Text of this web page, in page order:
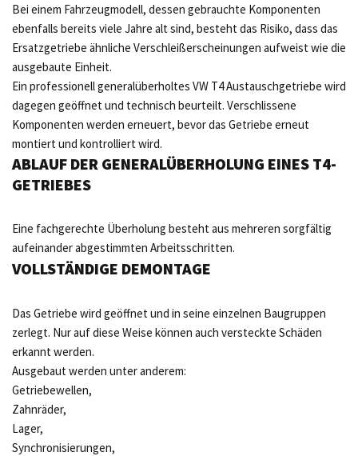
Bei einem Fahrzeugmodell, dessen gebrauchte Komponenten
ebenfalls bereits viele Jahre alt sind, besteht das Risiko, dass das
Ersatzgetriebe ähnliche Verschleißerscheinungen aufweist wie die
ausgebaute Einheit.
Ein professionell generalüberholtes VW T4 Austauschgetriebe wird
dagegen geöffnet und technisch beurteilt. Verschlissene
Komponenten werden erneuert, bevor das Getriebe erneut
montiert und kontrolliert wird.
ABLAUF DER GENERALÜBERHOLUNG EINES T4-
GETRIEBES
Eine fachgerechte Überholung besteht aus mehreren sorgfältig
aufeinander abgestimmten Arbeitsschritten.
VOLLSTÄNDIGE DEMONTAGE
Das Getriebe wird geöffnet und in seine einzelnen Baugruppen
zerlegt. Nur auf diese Weise können auch versteckte Schäden
erkannt werden.
Ausgebaut werden unter anderem:
Getriebewellen,
Zahnräder,
Lager,
Synchronisierungen,